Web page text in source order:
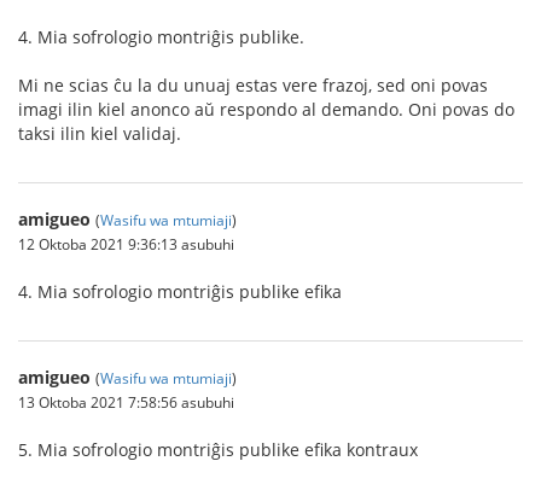
4. Mia sofrologio montriĝis publike.
Mi ne scias ĉu la du unuaj estas vere frazoj, sed oni povas
imagi ilin kiel anonco aŭ respondo al demando. Oni povas do
taksi ilin kiel validaj.
amigueo (Wasifu wa mtumiaji)
12 Oktoba 2021 9:36:13 asubuhi
4. Mia sofrologio montriĝis publike efika
amigueo (Wasifu wa mtumiaji)
13 Oktoba 2021 7:58:56 asubuhi
5. Mia sofrologio montriĝis publike efika kontraux